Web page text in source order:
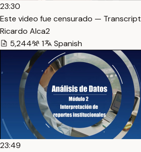
23:30
Este video fue censurado — Transcript
Ricardo Alca2
5,244
1 Spanish
23:49